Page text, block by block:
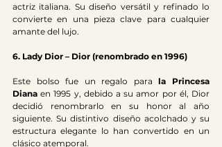
actriz italiana. Su diseño versátil y refinado lo
convierte en una pieza clave para cualquier
amante del lujo.
6. Lady Dior – Dior (renombrado en 1996)
Este bolso fue un regalo para la Princesa
Diana en 1995 y, debido a su amor por él, Dior
decidió renombrarlo en su honor al año
siguiente. Su distintivo diseño acolchado y su
estructura elegante lo han convertido en un
clásico atemporal.